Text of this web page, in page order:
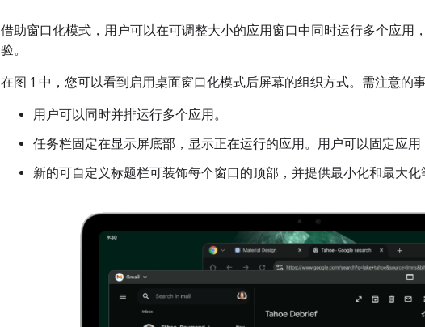
借助窗口化模式，用户可以在可调整大小的应用窗口中同时运行多个应用
验。
在图 1 中，您可以看到启用桌面窗口化模式后屏幕的组织方式。需注意的事
用户可以同时并排运行多个应用。
任务栏固定在显示屏底部，显示正在运行的应用。用户可以固定应用
新的可自定义标题栏可装饰每个窗口的顶部，并提供最小化和最大化